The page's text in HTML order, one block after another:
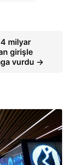
4 milyar
girişle
vurdu →